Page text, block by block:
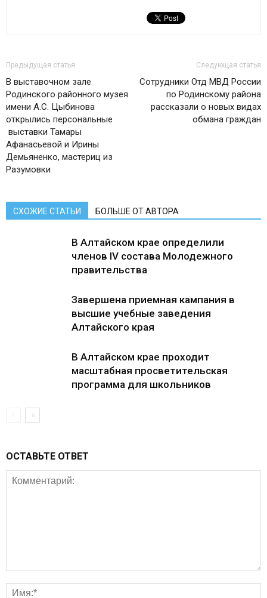
Предыдущая статья
В выставочном зале
Родинского районного музея
имени А.С. Цыбинова
открылись персональные
выставки Тамары
Афанасьевой и Ирины
Демьяненко, мастериц из
Разумовки
Следующая статья
Сотрудники Отд МВД России
по Родинскому района
рассказали о новых видах
обмана граждан
СХОЖИЕ СТАТЬИ БОЛЬШЕ ОТ АВТОРА
В Алтайском крае определили
членов IV состава Молодежного
правительства
Завершена приемная кампания в
высшие учебные заведения
Алтайского края
В Алтайском крае проходит
масштабная просветительская
программа для школьников
ОСТАВЬТЕ ОТВЕТ